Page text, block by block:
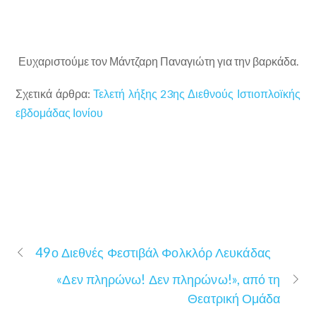
Ευχαριστούμε τον Μάντζαρη Παναγιώτη για την βαρκάδα.
Σχετικά άρθρα:Τελετή λήξης 23ης Διεθνούς Ιστιοπλοϊκής
εβδομάδας Ιονίου
49ο Διεθνές Φεστιβάλ Φολκλόρ Λευκάδας
«Δεν πληρώνω! Δεν πληρώνω!», από τη
Θεατρική Ομάδα